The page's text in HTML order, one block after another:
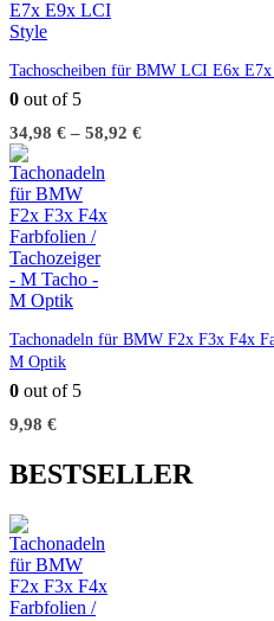
Tachoscheiben für BMW LCI E6x
0 out of 5
34,98 € – 58,92 €
Tachonadeln für BMW F2x F3x F4x
M Optik
0 out of 5
9,98 €
BESTSELLER